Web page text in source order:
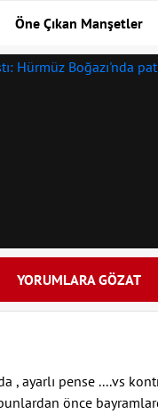
Öne Çıkan Manşetler
YORUMLARA GÖZAT
, ayarlı pense ....vs
önce